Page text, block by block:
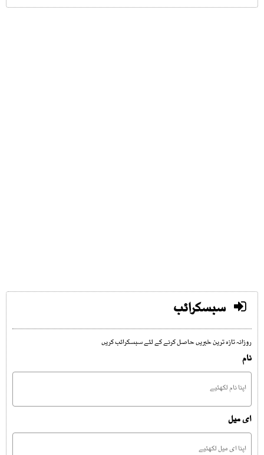
سبسکرائب
روزانہ تازہ ترین خبریں حاصل کرنے کے لئے سبسکرائب کریں
نام
ای میل